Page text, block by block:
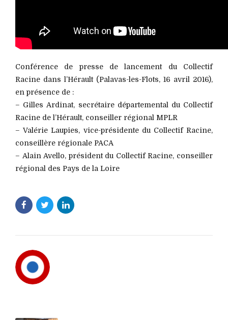
Conférence de presse de lancement du Collectif
Racine dans l’Hérault (Palavas-les-Flots, 16 avril 2016),
en présence de :
– Gilles Ardinat, secrétaire départemental du Collectif
Racine de l’Hérault, conseiller régional MPLR
– Valérie Laupies, vice-présidente du Collectif Racine,
conseillère régionale PACA
– Alain Avello, président du Collectif Racine, conseiller
régional des Pays de la Loire